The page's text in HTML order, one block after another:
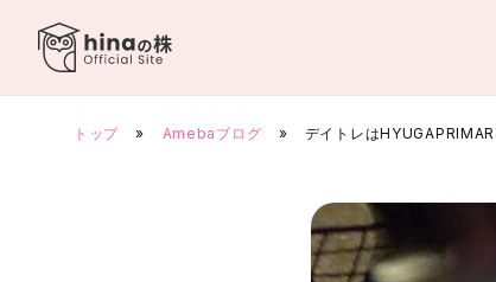
トップ » Amebaブログ » デイトレは